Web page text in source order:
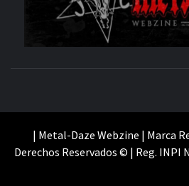
| Metal-Daze Webzine | Marca
Derechos Reservados © | Reg. INPI